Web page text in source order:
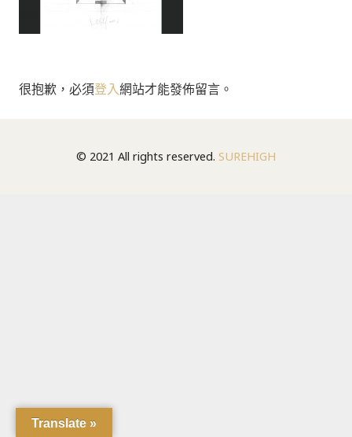
很抱歉，必須登入網站才能發佈留言。
© 2021 All rights reserved. SUREHIGH
Translate »